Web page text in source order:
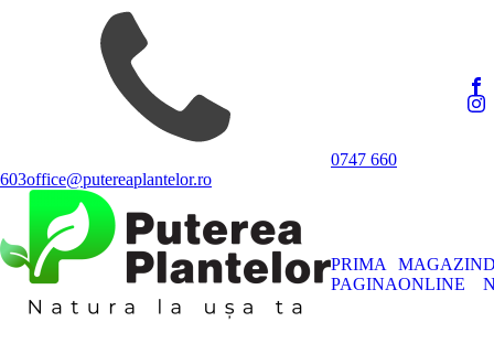
0747 660
603office@putereaplantelor.ro
PRIMA
PAGINA
MAGAZIN
ONLINE